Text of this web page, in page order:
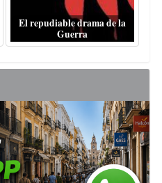
El repudiable drama de la
Guerra